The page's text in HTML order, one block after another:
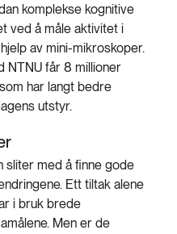
komplekse kognitive
ved å måle aktivitet i
av mini-mikroskoper.
NTNU får 8 millioner
har langt bedre
utstyr.
sliter med å finne gode
Ett tiltak alene
i bruk brede
Men er de